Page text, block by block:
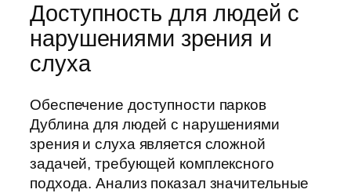
Доступность для людей с
нарушениями зрения и
слуха
Обеспечение доступности парков
Дублина для людей с нарушениями
зрения и слуха является сложной
задачей, требующей комплексного
подхода. Анализ показал значительные